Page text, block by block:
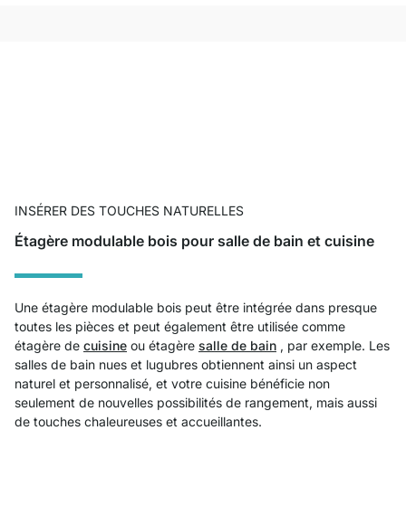
INSÉRER DES TOUCHES NATURELLES
Étagère modulable bois pour salle de bain et cuisine
Une étagère modulable bois peut être intégrée dans presque
toutes les pièces et peut également être utilisée comme
étagère de cuisine ou étagère salle de bain , par exemple. Les
salles de bain nues et lugubres obtiennent ainsi un aspect
naturel et personnalisé, et votre cuisine bénéficie non
seulement de nouvelles possibilités de rangement, mais aussi
de touches chaleureuses et accueillantes.